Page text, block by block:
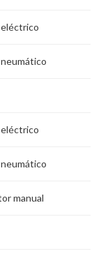
eléctrico
manual